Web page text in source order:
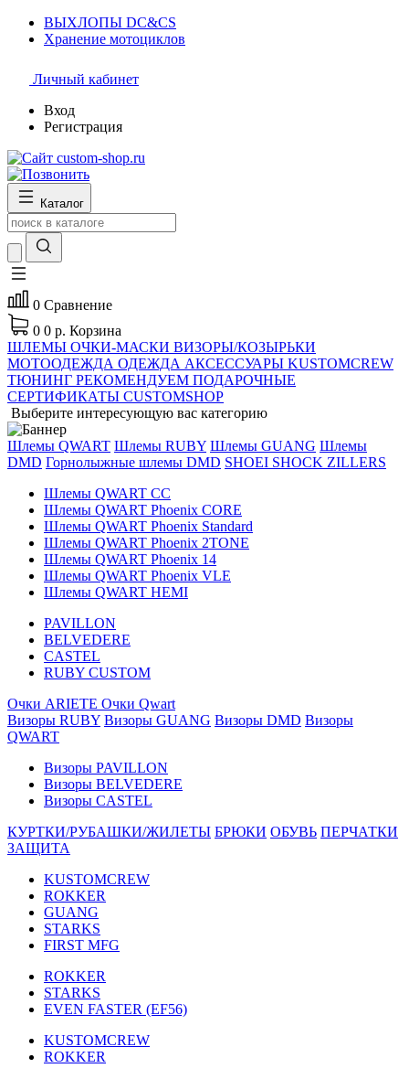
ВЫХЛОПЫ DC&CS
Хранение мотоциклов
Личный кабинет
Вход
Регистрация
Каталог
0 Сравнение
0 0 р. Корзина
ШЛЕМЫ ОЧКИ-МАСКИ ВИЗОРЫ/КОЗЫРЬКИ
МОТООДЕЖДА ОДЕЖДА АКСЕССУАРЫ KUSTOMCREW
ТЮНИНГ РЕКОМЕНДУЕМ ПОДАРОЧНЫЕ
СЕРТИФИКАТЫ CUSTOMSHOP
Выберите интересующую вас категорию
Шлемы QWART Шлемы RUBY Шлемы GUANG Шлемы
DMD Горнолыжные шлемы DMD SHOEI SHOCK ZILLERS
Шлемы QWART CC
Шлемы QWART Phoenix CORE
Шлемы QWART Phoenix Standard
Шлемы QWART Phoenix 2TONE
Шлемы QWART Phoenix 14
Шлемы QWART Phoenix VLE
Шлемы QWART HEMI
PAVILLON
BELVEDERE
CASTEL
RUBY CUSTOM
Очки ARIETE Очки Qwart
Визоры RUBY Визоры GUANG Визоры DMD Визоры
QWART
Визоры PAVILLON
Визоры BELVEDERE
Визоры CASTEL
КУРТКИ/РУБАШКИ/ЖИЛЕТЫ БРЮКИ ОБУВЬ ПЕРЧАТКИ
ЗАЩИТА
KUSTOMCREW
ROKKER
GUANG
STARKS
FIRST MFG
ROKKER
STARKS
EVEN FASTER (EF56)
KUSTOMCREW
ROKKER